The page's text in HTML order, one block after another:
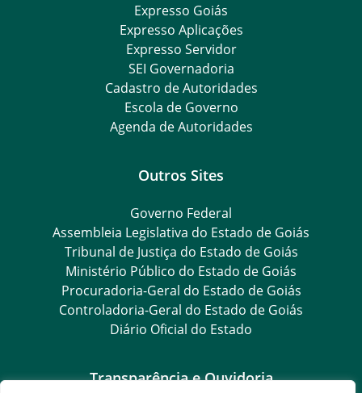
Expresso Goiás
Expresso Aplicações
Expresso Servidor
SEI Governadoria
Cadastro de Autoridades
Escola de Governo
Agenda de Autoridades
Outros Sites
Governo Federal
Assembleia Legislativa do Estado de Goiás
Tribunal de Justiça do Estado de Goiás
Ministério Público do Estado de Goiás
Procuradoria-Geral do Estado de Goiás
Controladoria-Geral do Estado de Goiás
Diário Oficial do Estado
Transparência e Ouvidoria